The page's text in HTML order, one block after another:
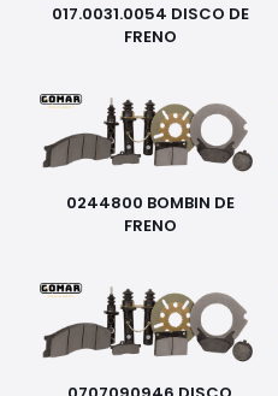
017.0031.0054 DISCO DE
FRENO
0244800 BOMBIN DE
FRENO